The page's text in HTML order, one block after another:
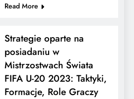
Read More
Strategie oparte na
posiadaniu w
Mistrzostwach Świata
FIFA U-20 2023: Taktyki,
Formacje, Role Graczy